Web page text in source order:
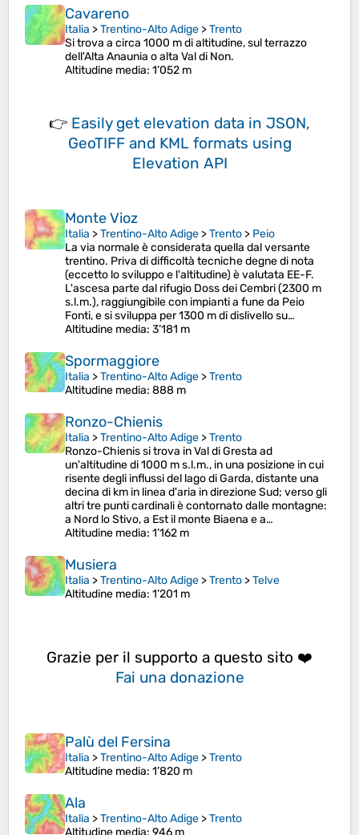
Cavareno
Italia >Trentino-Alto Adige >Trento
Si trova a circa 1000 m di altitudine, sul terrazzo
dell'Alta Anaunia o alta Val di Non.
Altitudine media: 1’052 m
👉 Easily get elevation data in JSON,
GeoTIFF and KML formats using
Elevation API
Monte Vioz
Italia >Trentino-Alto Adige >Trento > Peio
La via normale è considerata quella dal versante
trentino. Priva di difficoltà tecniche degne di nota
(eccetto lo sviluppo e l'altitudine) è valutata EE-F.
L'ascesa parte dal rifugio Doss dei Cembri (2300 m
s.l.m.), raggiungibile con impianti a fune da Peio
Fonti, e si sviluppa per 1300 m di dislivello su…
Altitudine media: 3’181 m
Spormaggiore
Italia >Trentino-Alto Adige >Trento
Altitudine media: 888 m
Ronzo-Chienis
Italia >Trentino-Alto Adige >Trento
Ronzo-Chienis si trova in Val di Gresta ad
un'altitudine di 1000 m s.l.m., in una posizione in cui
risente degli influssi del lago di Garda, distante una
decina di km in linea d'aria in direzione Sud; verso gli
altri tre punti cardinali è contornato dalle montagne:
a Nord lo Stivo, a Est il monte Biaena e a…
Altitudine media: 1’162 m
Musiera
Italia >Trentino-Alto Adige >Trento >Telve
Altitudine media: 1’201 m
Grazie per il supporto a questo sito ❤️
Fai una donazione
Palù del Fersina
Italia >Trentino-Alto Adige >Trento
Altitudine media: 1’820 m
Ala
Italia >Trentino-Alto Adige >Trento
Altitudine media: 946 m